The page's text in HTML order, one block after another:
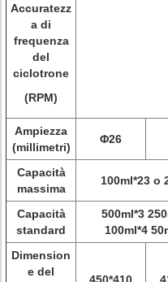
Accuratezz
a di
frequenza
del
ciclotrone
(RPM)
Ampiezza
(millimetri)
Φ26
Capacità
massima
100ml*23 o
Capacità
standard
500ml*3
100ml*4
Dimension
e del